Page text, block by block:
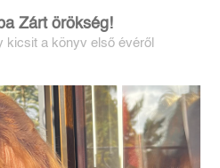
Zárt örökség!
kicsit a könyv első évéről